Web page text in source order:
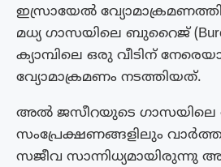
ഇസ്രായേൽ
മധ്യ ഗാസയിലെ ബുറൈജ്
ക്യാമ്പിലെ ഒരു വീടിന്
വ്യോമാക്രമണം നടത്തിയത്.
അൽ ജസീറയുടെ ഗാസയിലെ
സംപ്രേക്ഷണങ്ങളിലും
സജീവ സാന്നിധ്യമായിരുന്നു